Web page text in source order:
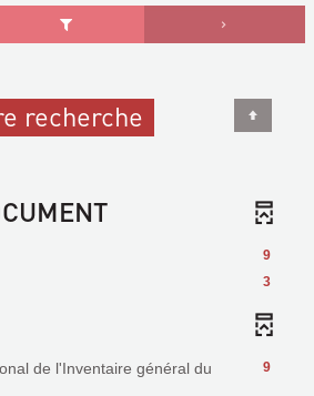
recherche
9
3
9
de l'Inventaire général du